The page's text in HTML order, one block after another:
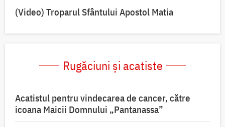
(Video) Troparul Sfântului Apostol Matia
Rugăciuni și acatiste
Acatistul pentru vindecarea de cancer, către
icoana Maicii Domnului „Pantanassa”